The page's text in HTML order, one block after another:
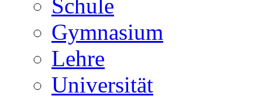
Schule
Gymnasium
Lehre
Universität